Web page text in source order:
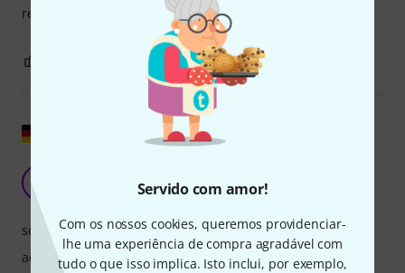
Servido com amor!
Com os nossos cookies, queremos providenciar-
lhe uma experiência de compra agradável com
tudo o que isso implica. Isto inclui, por exemplo,
result...
REPORTAR A CRÍTICA
Cello-Guru 23.10.2018
som
acabamento